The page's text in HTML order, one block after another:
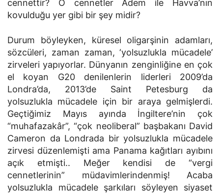
cennettir? O cennetler Adem ile Havva’nın
kovulduğu yer gibi bir şey midir?
Durum böyleyken, küresel oligarşinin adamları,
sözcüleri, zaman zaman, ‘yolsuzlukla mücadele’
zirveleri yapıyorlar. Dünyanın zenginliğine en çok
el koyan G20 denilenlerin liderleri 2009’da
Londra’da, 2013’de Saint Petesburg da
yolsuzlukla mücadele için bir araya gelmişlerdi.
Geçtiğimiz Mayıs ayında İngiltere’nin çok
“muhafazakâr”, “çok neoliberal” başbakanı David
Cameron da Londrada bir yolsuzlukla mücadele
zirvesi düzenlemişti ama Panama kağıtları ayıbını
açık etmişti.. Meğer kendisi de “vergi
cennetlerinin” müdavimlerindenmiş! Acaba
yolsuzlukla mücadele şarkıları söyleyen siyaset